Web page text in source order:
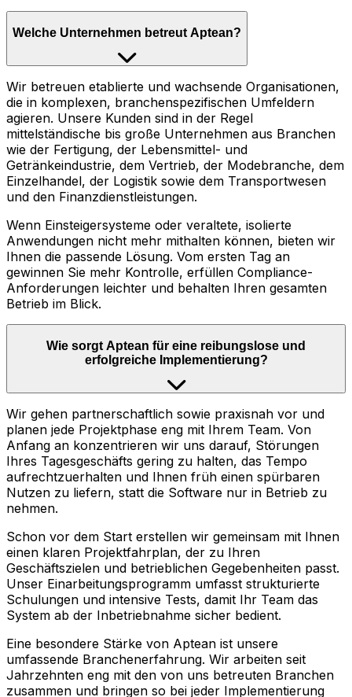
Welche Unternehmen betreut Aptean?
Wir betreuen etablierte und wachsende Organisationen,
die in komplexen, branchenspezifischen Umfeldern
agieren. Unsere Kunden sind in der Regel
mittelständische bis große Unternehmen aus Branchen
wie der Fertigung, der Lebensmittel- und
Getränkeindustrie, dem Vertrieb, der Modebranche, dem
Einzelhandel, der Logistik sowie dem Transportwesen
und den Finanzdienstleistungen.
Wenn Einsteigersysteme oder veraltete, isolierte
Anwendungen nicht mehr mithalten können, bieten wir
Ihnen die passende Lösung. Vom ersten Tag an
gewinnen Sie mehr Kontrolle, erfüllen Compliance-
Anforderungen leichter und behalten Ihren gesamten
Betrieb im Blick.
Wie sorgt Aptean für eine reibungslose und
erfolgreiche Implementierung?
Wir gehen partnerschaftlich sowie praxisnah vor und
planen jede Projektphase eng mit Ihrem Team. Von
Anfang an konzentrieren wir uns darauf, Störungen
Ihres Tagesgeschäfts gering zu halten, das Tempo
aufrechtzuerhalten und Ihnen früh einen spürbaren
Nutzen zu liefern, statt die Software nur in Betrieb zu
nehmen.
Schon vor dem Start erstellen wir gemeinsam mit Ihnen
einen klaren Projektfahrplan, der zu Ihren
Geschäftszielen und betrieblichen Gegebenheiten passt.
Unser Einarbeitungsprogramm umfasst strukturierte
Schulungen und intensive Tests, damit Ihr Team das
System ab der Inbetriebnahme sicher bedient.
Eine besondere Stärke von Aptean ist unsere
umfassende Branchenerfahrung. Wir arbeiten seit
Jahrzehnten eng mit den von uns betreuten Branchen
zusammen und bringen so bei jeder Implementierung